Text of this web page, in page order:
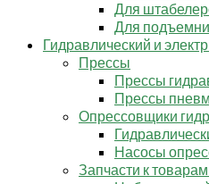
Для
Для
Гидравлический и
Прессы
Прессы
Прессы
Опрессовщики
Насосы
Запчасти к